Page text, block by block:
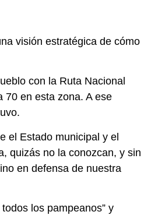
visión estratégica de cómo
con la Ruta Nacional
70 en esta zona. A ese
el Estado municipal y el
quizás no la conozcan, y sin
en defensa de nuestra
los pampeanos” y